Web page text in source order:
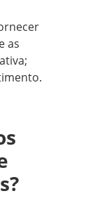
as